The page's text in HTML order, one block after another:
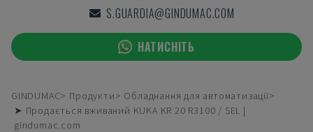
S.GUARDIA@GINDUMAC.COM
НАТИСНІТЬ
GINDUMAC Продукти
Обладнання для автоматизації
➤ Продається вживаний KUKA KR 20 R3100 / SEL |
gindumac.com